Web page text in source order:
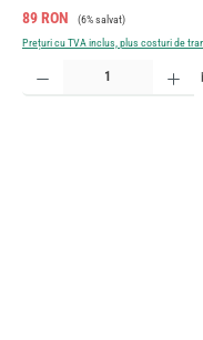
Preț de vânzare:
89 RON Preț obișnuit:
(6% salvat)
Prețuri cu TVA inclus, plus costuri de
Cantitate produs: Introduceți